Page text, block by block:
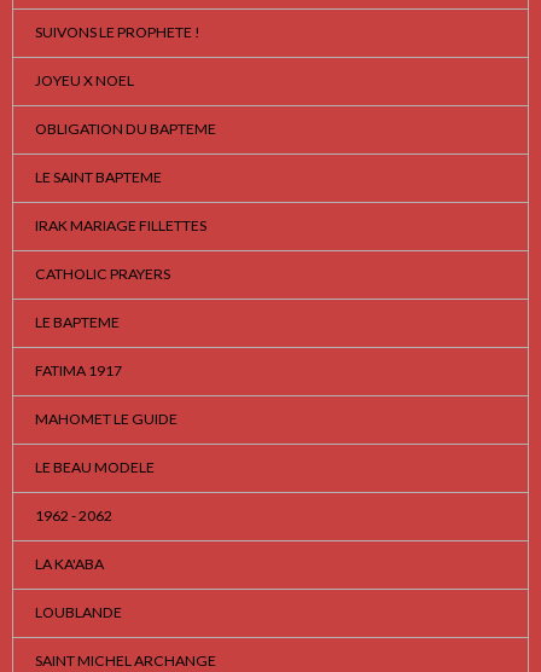
SUIVONS LE PROPHETE !
JOYEU X NOEL
OBLIGATION DU BAPTEME
LE SAINT BAPTEME
IRAK MARIAGE FILLETTES
CATHOLIC PRAYERS
LE BAPTEME
FATIMA 1917
MAHOMET LE GUIDE
LE BEAU MODELE
1962 - 2062
LA KA'ABA
LOUBLANDE
SAINT MICHEL ARCHANGE